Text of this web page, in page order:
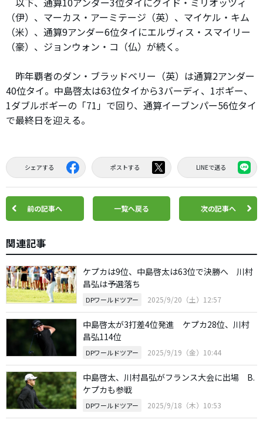
（伊）、マーカス・アーミテージ（英）、マイケル・キム
（米）、通算9アンダー6位タイにエルヴィス・スマイリー
（豪）、ジョンウォン・コ（仏）が続く。
昨年覇者のダン・ブラッドベリー（英）は通算2アンダー
40位タイ。中島啓太は63位タイから3バーディ、1ボギー、
1ダブルボギーの「71」で回り、通算イーブンパー56位タイ
で最終日を迎える。
シェアする ポストする LINEで送る
前の記事へ 一覧へ戻る 次の記事へ
関連記事
ケプカは9位、中島啓太は63位で決勝へ 川村
昌弘は予選落ち
DPワールドツアー 2025/9/20（土）12:57
中島啓太が3打差4位発進 ケプカ28位、川村
昌弘114位
DPワールドツアー 2025/9/19（金）10:44
中島啓太、川村昌弘がフランス大会に出場 B.
ケプカも参戦
DPワールドツアー 2025/9/18（木）10:53